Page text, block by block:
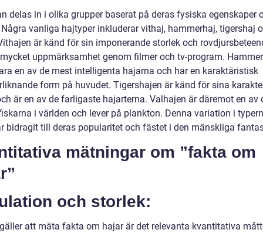
delas in i olika grupper baserat på deras fysiska egenskaper
vanliga hajtyper inkluderar vithaj, hammerhaj, tigershaj
är känd för sin imponerande storlek och
uppmärksamhet genom filmer och tv-program.
en av de mest intelligenta hajarna och har en karaktäristisk
form på huvudet. Tigershajen är känd för sina
är en av de farligaste hajarterna. Valhajen är däremot en av
i världen och lever på plankton. Denna variation i
bidragit till deras popularitet och fästet i den mänskliga
mätningar om ”fakta om
och storlek:
att mäta fakta om hajar är det relevanta kvantitativa